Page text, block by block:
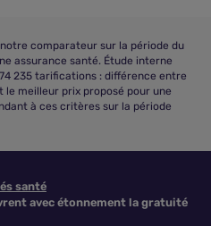
comparateur sur la période du
assurance santé. Étude interne
235 tarifications : différence entre
meilleur prix proposé pour une
à ces critères sur la période
santé
avec étonnement la gratuité